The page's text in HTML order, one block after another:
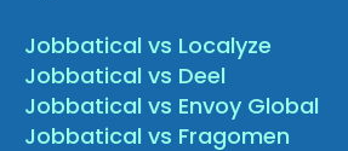
Jobbatical vs Localyze
Jobbatical vs Deel
Jobbatical vs Envoy Global
Jobbatical vs Fragomen